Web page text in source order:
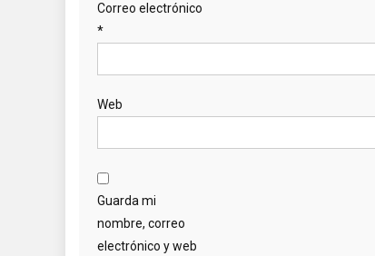
Correo electrónico
*
Web
Guarda mi
nombre, correo
electrónico y web